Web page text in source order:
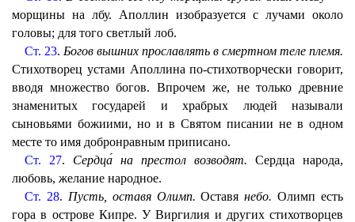
морщины на лбу. Аполлин изобразуется с лучами около
головы; для того светлый лоб.
Ст. 23. Богов вышних прославлять в смертном теле племя.
Стихотворец устами Аполлина по-стихотворчески говорит,
вводя множество богов. Впрочем же, не только древние
знаменитых государей и храбрых людей называли
сыновьями божиими, но и в Святом писании не в одном
месте то имя добронравным приписано.
Ст. 27. Сердца́ на престол возводят. Сердца народа,
любовь, желание народное.
Ст. 28. Пусть, оставя Олимп. Оставянебо. Олимп есть
гора в острове Кипре. У Виргилия и других стихотворцев